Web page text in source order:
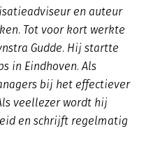
en auteur
Tot voor kort werkte
Gudde. Hij startte
in Eindhoven. Als
bij het effectiever
veellezer wordt hij
en schrijft regelmatig